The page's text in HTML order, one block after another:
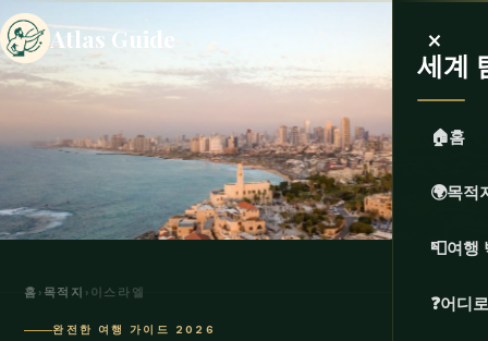
Atlas Guide ×
세계
🏠홈
🌍목적
📮여행
❓어디
홈 › 목적지 › 이스라엘
완전한 여행 가이드 2026